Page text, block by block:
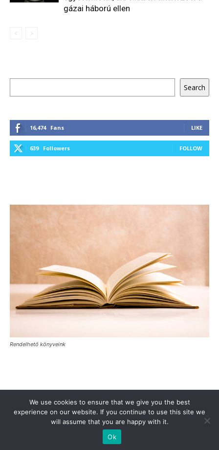
gázai háború ellen
Search
16,474 Fans LIKE
639 Followers FOLLOW
Rendelhető könyveink
Támogasd a Türkinfót! Kiadványaink
Médiaajánlat
Impresszum
Adatkezelési Tájékoztató ÁSZF
Alapítvány
Rólunk
Kapcsolat
© Turkinfo.hu 2020
We use cookies to ensure that we give you the best
experience on our website. If you continue to use this site we
will assume that you are happy with it.
Ok